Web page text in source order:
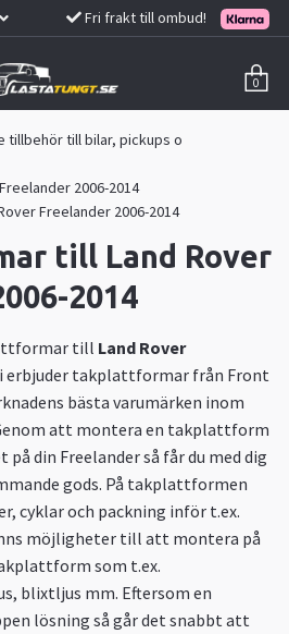
Fri frakt till ombud!
0
tillbehör till bilar, pickups o
2006-2014
Freelander 2006-2014
till Land Rover
2014
till Land Rover
erbjuder takplattformar från Front
bästa varumärken inom
att montera en takplattform
din Freelander så får du med dig
gods. På takplattformen
cyklar och packning inför t.ex.
möjligheter till att montera på
som t.ex.
blixtljus mm. Eftersom en
lösning så går det snabbt att